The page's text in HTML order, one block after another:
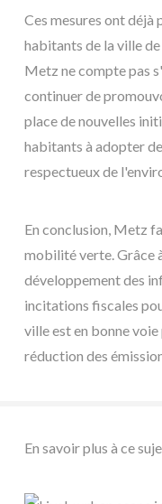
Ces mesures ont déjà
habitants de la ville
Metz ne compte pas
continuer de
place de nouvelles
habitants à adopter
respectueux de
En conclusion, Metz
mobilité verte. Grâce
développement des
incitations fiscales
ville est en bonne
réduction des
En savoir plus à ce